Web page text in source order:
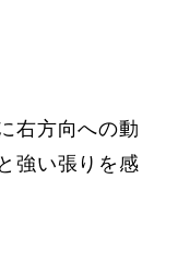
右方向への動
強い張りを感